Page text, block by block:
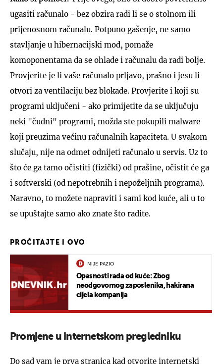
ugasiti računalo - bez obzira radi li se o stolnom ili
prijenosnom računalu. Potpuno gašenje, ne samo
stavljanje u hibernacijski mod, pomaže
komoponentama da se ohlade i računalu da radi bolje.
Provjerite je li vaše računalo prljavo, prašno i jesu li
otvori za ventilaciju bez blokade. Provjerite i koji su
programi uključeni - ako primijetite da se uključuju
neki "čudni" programi, možda ste pokupili malware
koji preuzima većinu računalnih kapaciteta. U svakom
slučaju, nije na odmet odnijeti računalo u servis. Uz to
što će ga tamo očistiti (fizički) od prašine, očistit će ga
i softverski (od nepotrebnih i nepoželjnih programa).
Naravno, to možete napraviti i sami kod kuće, ali u to
se upuštajte samo ako znate što radite.
PROČITAJTE I OVO
NIJE PAZIO
Opasnosti rada od kuće: Zbog
neodgovornog zaposlenika, hakirana
cijela kompanija
Promjene u internetskom pregledniku
Do sad vam je prva stranica kad otvorite internetski